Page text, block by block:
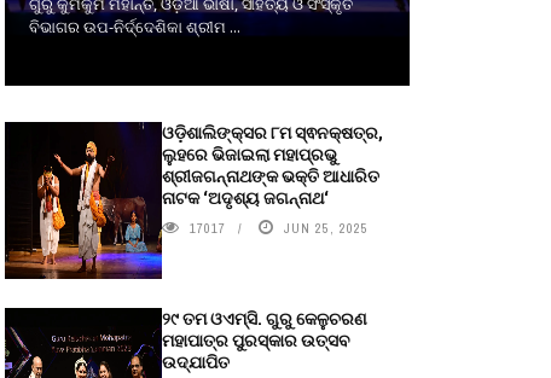
ବିଭାଗର ଉପ-ନିର୍ଦ୍ଦେଶିକା ଶ୍ରୀମ ...
ଓଡ଼ିଶାଲିଙ୍କ୍ସର ୮ମ ସ୍ଵନକ୍ଷତ୍ର,
ଲୁହରେ ଭିଜାଇଲା ମହାପ୍ରଭୁ
ଶ୍ରୀଜଗନ୍ନାଥଙ୍କ ଭକ୍ତି ଆଧାରିତ
ନାଟକ ‘ଅଦୃଶ୍ୟ ଜଗନ୍ନାଥ‘
17017 JUN 25, 2025
୨୯ ତମ ଓଏମ୍‌ସି. ଗୁରୁ କେଳୁଚରଣ
ମହାପାତ୍ର ପୁରସ୍କାର ଉତ୍ସବ
ଉଦ୍‍ଯାପିତ